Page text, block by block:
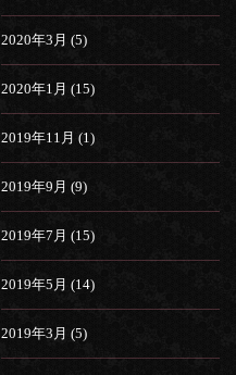
2020年3月 (5)
2020年1月 (15)
2019年11月 (1)
2019年9月 (9)
2019年7月 (15)
2019年5月 (14)
2019年3月 (5)